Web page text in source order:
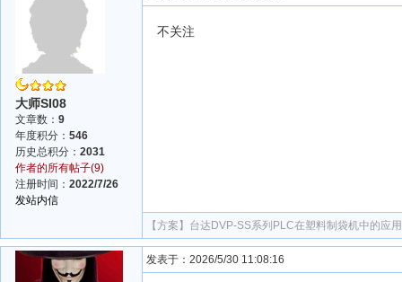
大师SI08
文章数： 9
年度积分： 546
历史总积分： 2031
作者的所有帖子(9)
注册时间： 2022/7/26
发站内信
不关注
【方案】 台达DVP-SS系列PLC在塑料制袋机中的应用
发表于：2026/5/30 11:08:16